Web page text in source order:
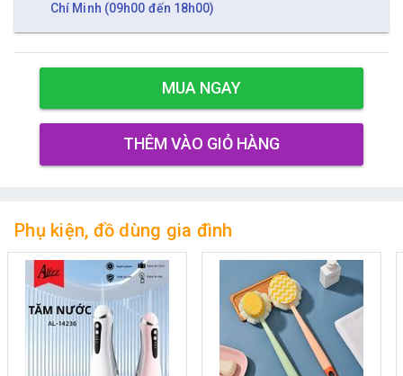
Chí Minh (09h00 đến 18h00)
MUA NGAY
THÊM VÀO GIỎ HÀNG
Phụ kiện, đồ dùng gia đình